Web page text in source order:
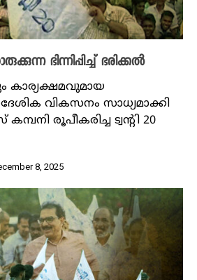
ഭിന്നിപ്പിച്ച് ഭരിക്കൽ
കാര്യക്ഷമവുമായ
വികസനം സാധ്യമാക്കി
രൂപീകരിച്ച ട്വന്റി 20
8, 2025